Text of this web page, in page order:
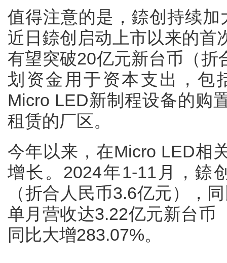
值得注意的是，錼创持续
近日錼创启动上市以来的首
有望突破20亿元新台币（折
划资金用于资本支出，包
Micro LED新制程设备的购
租赁的厂区。
今年以来，在Micro LED相
增长。2024年1-11月，錼
（折合人民币3.6亿元），
单月营收达3.22亿元新台币
同比大增283.07%。